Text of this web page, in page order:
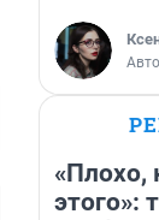
«Плохо,
этого»: